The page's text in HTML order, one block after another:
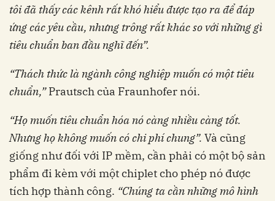
tôi đã thấy các kênh rất khó hiểuđược tạo ra để đáp
ứng các yêu cầu, nhưng trông rất khác so với những gì
tiêu chuẩn banđầu nghĩ đến”.
“Thách thức là ngành công nghiệp muốn cómột tiêu
chuẩn,”Prautsch của Fraunhofer nói.
“Họ muốn tiêu chuẩn hóa nó càng nhiều càng tốt.
Nhưng họ không muốn có chi phí chung”. Và cũng
giống như đối với IP mềm, cần phải có một bộ sản
phẩm đi kèm với một chiplet cho phép nó được
tích hợp thành công. “Chúng ta cần nhữngmô hình